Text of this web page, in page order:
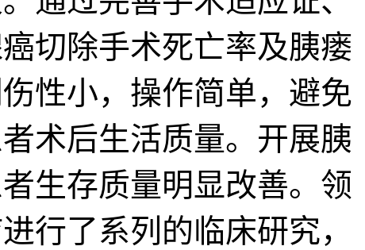
切除手术死亡率及胰瘘
性小，操作简单，避免
术后生活质量。开展胰
生存质量明显改善。领
行了系列的临床研究，